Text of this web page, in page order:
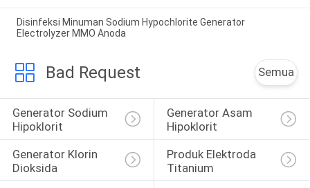
Disinfeksi Minuman Sodium Hypochlorite Generator
Electrolyzer MMO Anoda
Bad Request Semua
Generator Sodium
Hipoklorit
Generator Asam
Hipoklorit
Generator Klorin
Dioksida
Produk Elektroda
Titanium